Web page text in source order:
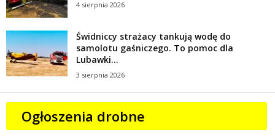
4 sierpnia 2026
Świdniccy strażacy tankują wodę do
samolotu gaśniczego. To pomoc dla
Lubawki...
3 sierpnia 2026
Ogłoszenia drobne